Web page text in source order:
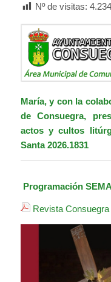
Nº de visitas: 4.234
María,y con la
de Consuegra,
actos y cultos
Santa 2026.1831
Programación
Revista